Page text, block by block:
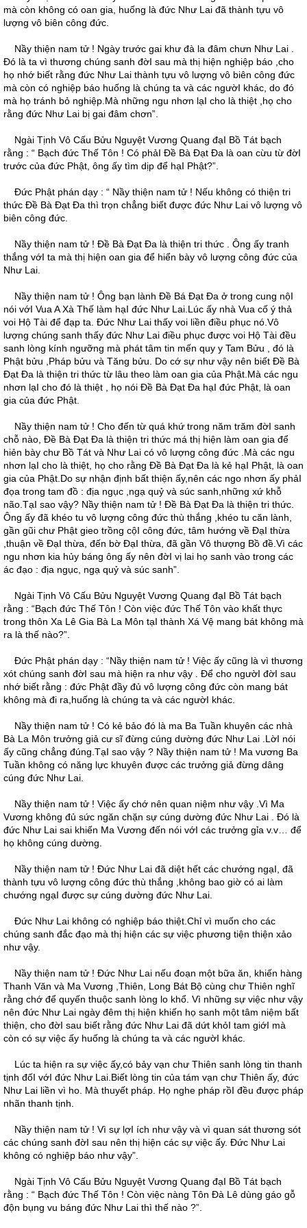
mà còn không có oan gia, huống là đức Như Lai đã thành tựu vô
lượng vô biên công đức.
Nầy thiện nam tử ! Ngày trước gai khư đà la đâm chưn Như Lai .
Ðó là ta vì thương chúng sanh đờI sau mà thị hiện nghiệp báo ,cho
họ nhớ biết rằng đức Như Lai thành tựu vô lượng vô biên công đức
mà còn có nghiệp báo huống là chúng ta và các ngườI khác, do đó
mà họ tránh bỏ nghiệp.Mà những ngu nhơn lạI cho là thiệt ,họ cho
rằng đức Như Lai bị gai đâm chơn”.
Ngài Tịnh Vô Cấu Bửu Nguyệt Vương Quang đạI Bồ Tát bạch
rằng : “ Bạch đức Thế Tôn ! Có phảI Ðề Bà Ðạt Ða là oan cừu từ đờI
trước của đức Phật, ông ấy tìm dịp để hạI Phật?”.
Ðức Phật phán dạy : “ Nầy thiện nam tử ! Nếu không có thiện tri
thức Ðề Bà Ðạt Ða thì trọn chẳng biết được đức Như Lai vô lượng vô
biên công đức.
Nầy thiện nam tử ! Ðề Bà Ðạt Ða là thiện tri thức . Ông ấy tranh
thắng vớI ta mà thị hiện oan gia để hiển bày vô lượng công đức của
Như Lai.
Nầy thiện nam tử ! Ông bạn lành Ðề Bá Ðạt Ða ở trong cung nộI
nói vớI Vua A Xà Thế làm hạI đức Như Lai.Lúc ấy nhà Vua cố ý thả
voi Hộ Tài để đạp ta. Ðức Như Lai thấy voi liền điều phục nó.Vô
lượng chúng sanh thấy đức Như Lai điều phục được voi Hộ Tài đều
sanh lòng kính ngưỡng mà phát tâm tin mến quy y Tam Bửu , đó là
Phật bửu ,Pháp bửu và Tăng bửu. Do cớ sự như vậy nên biết Ðề Bà
Ðạt Ða là thiện tri thức từ lâu theo làm oan gia của Phật.Mà các ngu
nhơn lạI cho đó là thiệt , họ nói Ðề Bà Ðạt Ða hạI đức Phật, là oan
gia của đức Phật.
Nầy thiện nam tử ! Cho đến từ quá khứ trong năm trăm đờI sanh
chỗ nào, Ðề Bà Ðạt Ða là thiện tri thức má thị hiện làm oan gia để
hiẻn bày chư Bồ Tát và Như Lai có vô lượng công đức .Mà các ngu
nhơn lạI cho là thiệt, họ cho rằng Ðề Bà Ðạt Ða là kẻ hạI Phật, là oan
gia của Phật.Do sự nhận định bất thiện ấy,nên các ngo nhơn ấy phảI
đọa trong tam đồ : địa ngục ,ngạ quỷ và súc sanh,những xứ khỗ
não.TạI sao vậy? Nầy thiện nam tử ! Ðề Bà Ðạt Ða là thiện tri thức.
Ông ấy đã khéo tu vô lượng công đức thù thắng ,khéo tu căn lành,
gần gũi chư Phật gieo trồng cộI công đức, tâm hướng về ÐạI thừa
,thuận về ÐạI thừa, đến bờ ÐạI thừa, đã gần Vô thượng Bồ đề.Vì các
ngu nhơn kia hủy báng ông ấy nên đờI vị lai họ sanh vào trong các
ác đạo : địa ngục, ngạ quỷ và súc sanh”.
Ngài Tịnh Vô Cấu Bửu Nguyệt Vương Quang đạI Bồ Tát bạch
rằng : “Bạch đức Thế Tôn ! Còn việc đức Thế Tôn vào khất thực
trong thôn Xa Lê Gia Bà La Môn tạI thành Xá Vệ mang bát không mà
ra là thế nào?”.
Ðức Phật phán dạy : “Nầy thiện nam tử ! Việc ấy cũng là vì thương
xót chúng sanh đờI sau mà hiện ra như vậy . Ðể cho ngườI đờI sau
nhớ biết rằng : đức Phật đầy đủ vô lượng công đức còn mang bát
không mà đi ra,huống là chúng ta và các ngườI khác.
Nầy thiện nam tử ! Có kẻ bảo đó là ma Ba Tuần khuyên các nhà
Bà La Môn trưởng giả cư sĩ đừng cúng dường đức Như Lai .LờI nói
ấy cũng chẳng đúng.TạI sao vậy ? Nầy thiện nam tử ! Ma vương Ba
Tuần không có năng lực khuyên được các trưởng giả đừng dâng
cúng đức Như Lai.
Nầy thiện nam tử ! Việc ấy chớ nên quan niệm như vậy .Vì Ma
Vương không đủ sức ngăn chặn sự cúng dường đức Như Lai . Ðó là
đức Như Lai sai khiến Ma Vương đến nói vớI các trưởng gỉa v.v… để
họ không cúng dường.
Nầy thiện nam tử ! Ðức Như Lai đã diệt hết các chướng ngạI, đã
thành tựu vô lượng công đức thù thắng ,không bao giờ có ai làm
chướng ngạI được sự cúng dường đức Như Lai.
Ðức Như Lai không có nghiệp báo thiệt.Chỉ vì muốn cho các
chúng sanh đắc đạo mà thị hiện các sự việc phương tiện thiện xảo
như vậy.
Nầy thiện nam tử ! Ðức Như Lai nếu đoạn một bữa ăn, khiến hàng
Thanh Văn và Ma Vương ,Thiên, Long Bát Bộ cùng chư Thiên nghĩ
rằng chớ để quyến thuộc sanh lòng lo khổ. Vì những sự việc như vậy
nên đức Như Lai ngày đêm thị hiện khiến họ sanh một tâm niệm bất
thiện, cho đờI sau biết rằng đức Như Lai đã dứt khỏI tam giớI mà
còn có sự việc ấy huống là chúng ta và các ngườI khác.
Lúc ta hiện ra sự việc ấy,có bảy vạn chư Thiên sanh lòng tin thanh
tịnh đốI vớI đức Như Lai.Biết lòng tin của tám vạn chư Thiên ấy, đức
Như Lai liền vì ho. Mà thuyết pháp. Họ nghe pháp rồI đều được pháp
nhãn thanh tịnh.
Nầy thiện nam tử ! Vì sự lợI ích như vậy và vì quan sát thương sót
các chúng sanh đờI sau nên thị hiện các sự việc ấy. Ðức Như Lai
không có nghiệp báo như vậy”.
Ngài Tịnh Vô Cấu Bửu Nguyệt Vương Quang đạI Bồ Tát bạch
rằng : “ Bạch đức Thế Tôn ! Còn việc nàng Tôn Ðà Lê dùng gáo gỗ
độn bụng vu báng đức Như Lai thì thế nào ?”.